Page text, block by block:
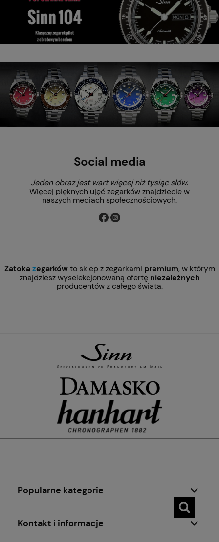
Social media
Jeden obraz jest wart więcej niż tysiąc słów.
Więcej pięknych ujęć zegarków znajdziecie w
naszych mediach społecznościowych.
Zatokazegarkówto sklep z zegarkami premium, w którym
znajdziesz wyselekcjonowaną ofertę niezależnych
producentów z całego świata.
Popularne kategorie
Kontakt i informacje